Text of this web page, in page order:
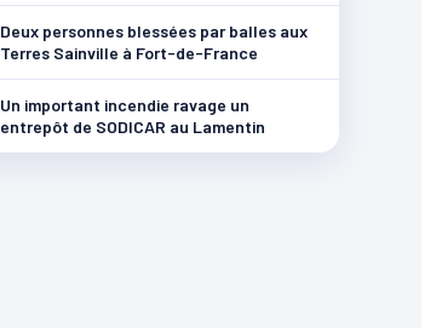
Deux personnes blessées par balles aux
Terres Sainville à Fort-de-France
Un important incendie ravage un
entrepôt de SODICAR au Lamentin